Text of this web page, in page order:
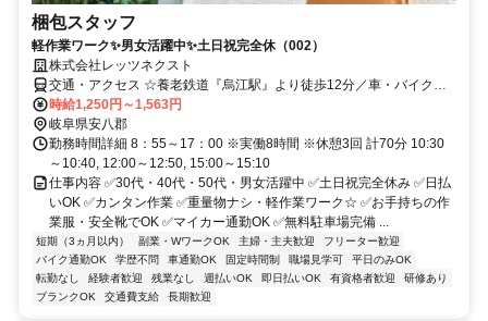
梱包スタッフ
軽作業ワーク✨男女活躍中✨土日祝完全休（002）
株式会社レッツネクスト
交通・アクセス ☆養老鉄道『烏江駅』より徒歩12分／車・バイク通
勤OK／名阪近鉄バス「中郷バス停」車で3分
時給1,250円～1,563円
岐阜県安八郡
勤務時間詳細 8：55～17：00 ※実働8時間 ※休憩3回 計70分 10:30
～10:40, 12:00～12:50, 15:00～15:10
仕事内容 ✅30代・40代・50代・男女活躍中 ✅土日祝完全休み ✅日払
いOK ✅カンタン作業 ✅重量物ナシ・軽作業ワーク☆ ✅お手持ちの作
業服・安全靴でOK ✅マイカー通勤OK ✅無料駐車場完備 ...
短期（3ヵ月以内） 副業・WワークOK 主婦・主夫歓迎
フリーター歓迎
バイク通勤OK
学歴不問 車通勤OK 固定時間制 職場見学可
平日のみOK
転勤なし
経験者歓迎 残業なし 週払いOK 即日払いOK 有資格者歓迎
研修あり
ブランクOK
交通費支給 長期歓迎